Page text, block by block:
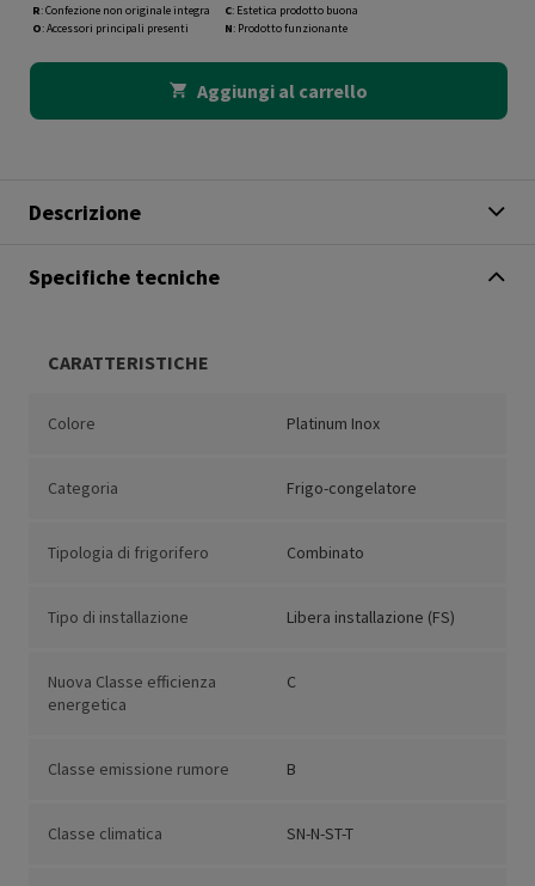
R: Confezione non originale integra
O: Accessori principali presenti
C: Estetica prodotto buona
N: Prodotto funzionante
Aggiungi al carrello
Descrizione
Specifiche tecniche
CARATTERISTICHE
Colore Platinum Inox
Categoria Frigo-congelatore
Tipologia di frigorifero Combinato
Tipo di installazione Libera installazione (FS)
Nuova Classe efficienza
energetica
C
Classe emissione rumore B
Classe climatica SN-N-ST-T